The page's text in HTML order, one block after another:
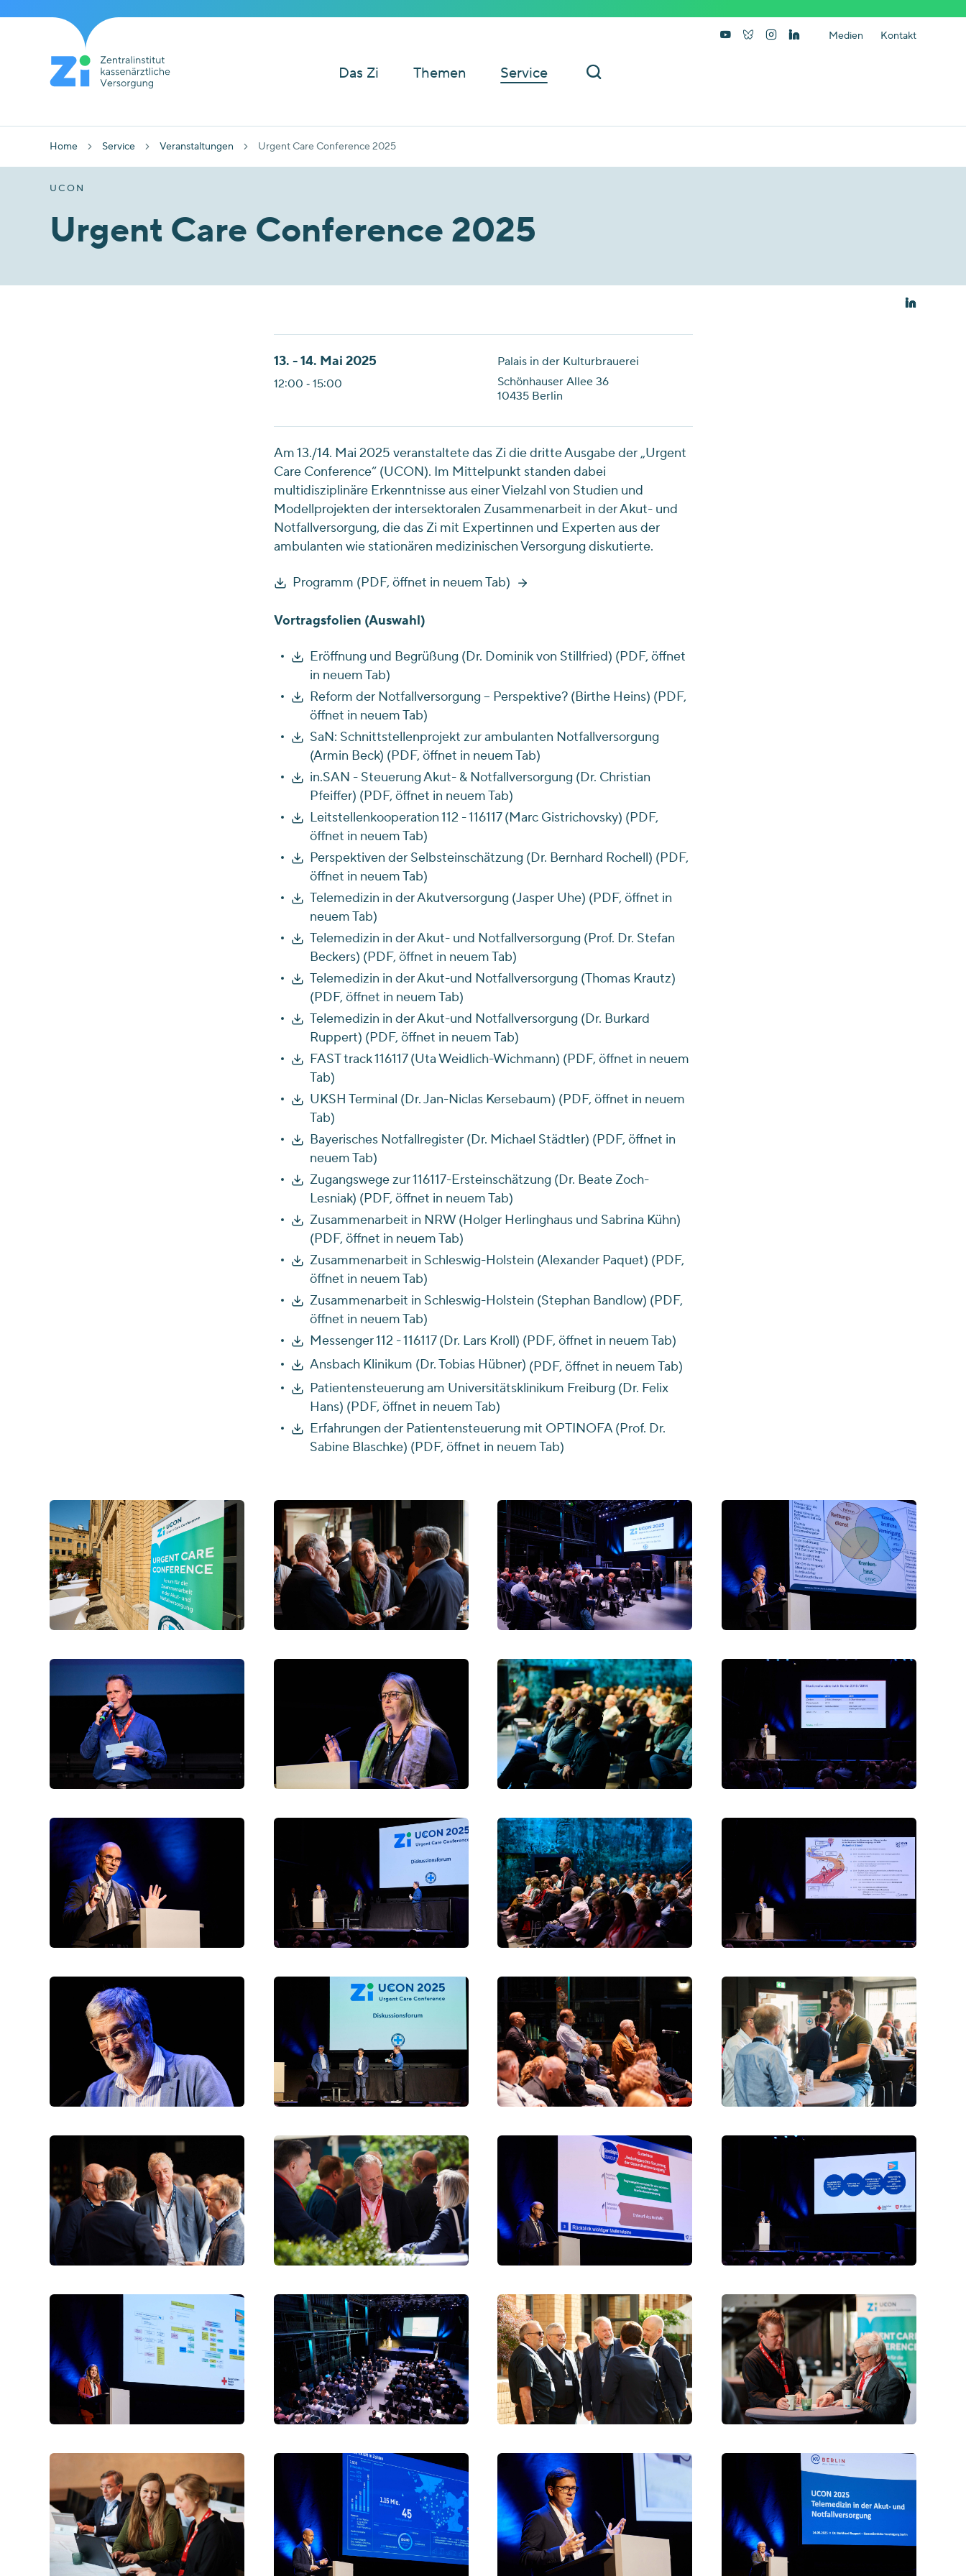
Das Zi Themen Service
Medien Kontakt
Home Service Veranstaltungen Urgent Care Conference 2025
UCON
Urgent Care Conference 2025
13. - 14. Mai 2025
12:00 ‐ 15:00
Palais in der Kulturbrauerei
Schönhauser Allee 36
10435 Berlin
Am 13./14. Mai 2025 veranstaltete das Zi die dritte Ausgabe der „Urgent
Care Conference“ (UCON). Im Mittelpunkt standen dabei
multidisziplinäre Erkenntnisse aus einer Vielzahl von Studien und
Modellprojekten der intersektoralen Zusammenarbeit in der Akut- und
Notfallversorgung, die das Zi mit Expertinnen und Experten aus der
ambulanten wie stationären medizinischen Versorgung diskutierte.
Programm (PDF, öffnet in neuem Tab)
Vortragsfolien (Auswahl)
Eröffnung und Begrüßung (Dr. Dominik von Stillfried) (PDF, öffnet
in neuem Tab)
Reform der Notfallversorgung – Perspektive? (Birthe Heins) (PDF,
öffnet in neuem Tab)
SaN: Schnittstellenprojekt zur ambulanten Notfallversorgung
(Armin Beck) (PDF, öffnet in neuem Tab)
in.SAN - Steuerung Akut- & Notfallversorgung (Dr. Christian
Pfeiffer) (PDF, öffnet in neuem Tab)
Leitstellenkooperation 112 - 116117 (Marc Gistrichovsky) (PDF,
öffnet in neuem Tab)
Perspektiven der Selbsteinschätzung (Dr. Bernhard Rochell) (PDF,
öffnet in neuem Tab)
Telemedizin in der Akutversorgung (Jasper Uhe) (PDF, öffnet in
neuem Tab)
Telemedizin in der Akut- und Notfallversorgung (Prof. Dr. Stefan
Beckers) (PDF, öffnet in neuem Tab)
Telemedizin in der Akut-und Notfallversorgung (Thomas Krautz)
(PDF, öffnet in neuem Tab)
Telemedizin in der Akut-und Notfallversorgung (Dr. Burkard
Ruppert) (PDF, öffnet in neuem Tab)
FAST track 116117 (Uta Weidlich-Wichmann) (PDF, öffnet in neuem
Tab)
UKSH Terminal (Dr. Jan-Niclas Kersebaum) (PDF, öffnet in neuem
Tab)
Bayerisches Notfallregister (Dr. Michael Städtler) (PDF, öffnet in
neuem Tab)
Zugangswege zur 116117-Ersteinschätzung (Dr. Beate Zoch-
Lesniak) (PDF, öffnet in neuem Tab)
Zusammenarbeit in NRW (Holger Herlinghaus und Sabrina Kühn)
(PDF, öffnet in neuem Tab)
Zusammenarbeit in Schleswig-Holstein (Alexander Paquet) (PDF,
öffnet in neuem Tab)
Zusammenarbeit in Schleswig-Holstein (Stephan Bandlow) (PDF,
öffnet in neuem Tab)
Messenger 112 - 116117 (Dr. Lars Kroll) (PDF, öffnet in neuem Tab)
Ansbach Klinikum (Dr. Tobias Hübner) (PDF, öffnet in neuem Tab)
Patientensteuerung am Universitätsklinikum Freiburg (Dr. Felix
Hans) (PDF, öffnet in neuem Tab)
Erfahrungen der Patientensteuerung mit OPTINOFA (Prof. Dr.
Sabine Blaschke) (PDF, öffnet in neuem Tab)